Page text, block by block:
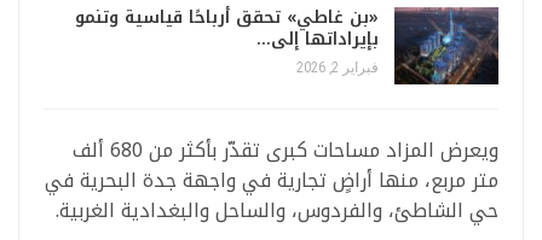
«بن غاطي» تحقق أرباحًا قياسية وتنمو
بإيراداتها إلى…
فبراير 2, 2026
ويعرض المزاد مساحات كبرى تقدّر بأكثر من 680 ألف
متر مربع، منها أراضٍ تجارية في واجهة جدة البحرية في
حي الشاطئ، والفردوس، والساحل والبغدادية الغربية.